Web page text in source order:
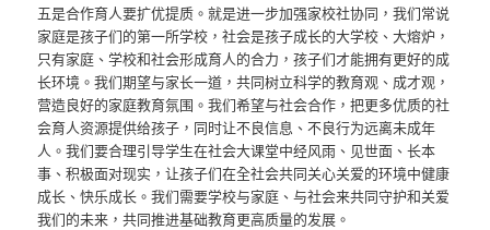
五是合作育人要扩优提质。就是进一步加强家校社协同，我们常说
家庭是孩子们的第一所学校，社会是孩子成长的大学校、大熔炉，
只有家庭、学校和社会形成育人的合力，孩子们才能拥有更好的成
长环境。我们期望与家长一道，共同树立科学的教育观、成才观，
营造良好的家庭教育氛围。我们希望与社会合作，把更多优质的社
会育人资源提供给孩子，同时让不良信息、不良行为远离未成年
人。我们要合理引导学生在社会大课堂中经风雨、见世面、长本
事、积极面对现实，让孩子们在全社会共同关心关爱的环境中健康
成长、快乐成长。我们需要学校与家庭、与社会来共同守护和关爱
我们的未来，共同推进基础教育更高质量的发展。